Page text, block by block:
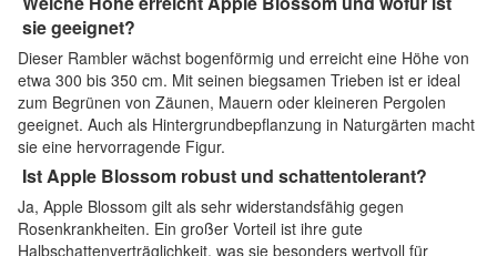
sie geeignet?
Dieser Rambler wächst bogenförmig und erreicht eine Höhe von
etwa 300 bis 350 cm. Mit seinen biegsamen Trieben ist er ideal
zum Begrünen von Zäunen, Mauern oder kleineren Pergolen
geeignet. Auch als Hintergrundbepflanzung in Naturgärten macht
sie eine hervorragende Figur.
Ist Apple Blossom robust und schattentolerant?
Ja, Apple Blossom gilt als sehr widerstandsfähig gegen
Rosenkrankheiten. Ein großer Vorteil ist ihre gute
Halbschattenverträglichkeit, was sie besonders wertvoll für